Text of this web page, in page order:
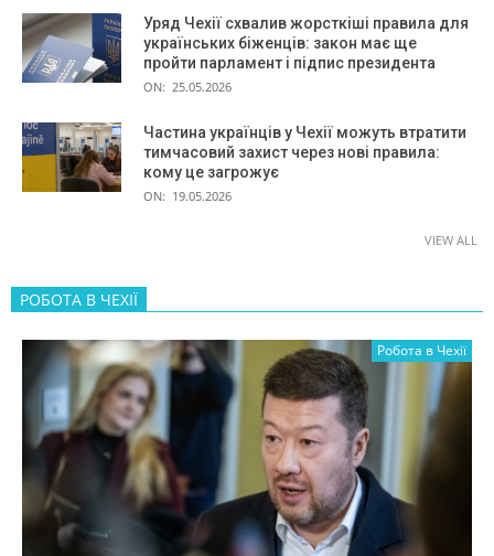
Уряд Чехії схвалив жорсткіші правила для
українських біженців: закон має ще
пройти парламент і підпис президента
ON: 25.05.2026
Частина українців у Чехії можуть втратити
тимчасовий захист через нові правила:
кому це загрожує
ON: 19.05.2026
VIEW ALL
РОБОТА В ЧЕХІЇ
Робота в Чехії